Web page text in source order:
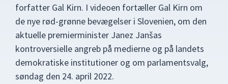
forfatter Gal Kirn. I videoen fortæller Gal Kirn om
de nye rød-grønne bevægelser i Slovenien, om den
aktuelle premierminister Janez Janšas
kontroversielle angreb på medierne og på landets
demokratiske institutioner og om parlamentsvalg,
søndag den 24. april 2022.